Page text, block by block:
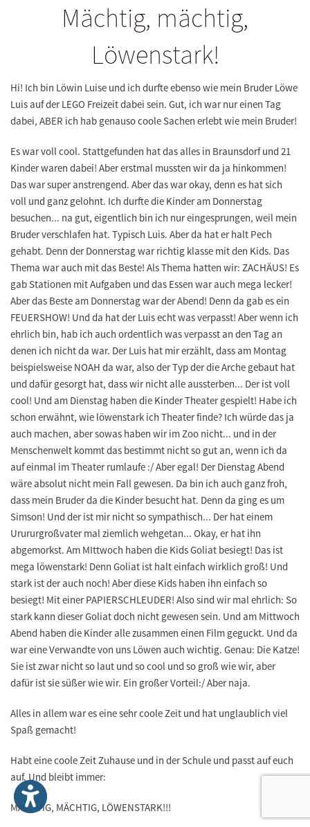
Mächtig, mächtig,
Löwenstark!
Hi! Ich bin Löwin Luise und ich durfte ebenso wie mein Bruder Löwe
Luis auf der LEGO Freizeit dabei sein. Gut, ich war nur einen Tag
dabei, ABER ich hab genauso coole Sachen erlebt wie mein Bruder!
Es war voll cool. Stattgefunden hat das alles in Braunsdorf und 21
Kinder waren dabei! Aber erstmal mussten wir da ja hinkommen!
Das war super anstrengend. Aber das war okay, denn es hat sich
voll und ganz gelohnt. Ich durfte die Kinder am Donnerstag
besuchen... na gut, eigentlich bin ich nur eingesprungen, weil mein
Bruder verschlafen hat. Typisch Luis. Aber da hat er halt Pech
gehabt. Denn der Donnerstag war richtig klasse mit den Kids. Das
Thema war auch mit das Beste! Als Thema hatten wir: ZACHÄUS! Es
gab Stationen mit Aufgaben und das Essen war auch mega lecker!
Aber das Beste am Donnerstag war der Abend! Denn da gab es ein
FEUERSHOW! Und da hat der Luis echt was verpasst! Aber wenn ich
ehrlich bin, hab ich auch ordentlich was verpasst an den Tag an
denen ich nicht da war. Der Luis hat mir erzählt, dass am Montag
beispielsweise NOAH da war, also der Typ der die Arche gebaut hat
und dafür gesorgt hat, dass wir nicht alle aussterben... Der ist voll
cool! Und am Dienstag haben die Kinder Theater gespielt! Habe ich
schon erwähnt, wie löwenstark ich Theater finde? Ich würde das ja
auch machen, aber sowas haben wir im Zoo nicht... und in der
Menschenwelt kommt das bestimmt nicht so gut an, wenn ich da
auf einmal im Theater rumlaufe :/ Aber egal! Der Dienstag Abend
wäre absolut nicht mein Fall gewesen. Da bin ich auch ganz froh,
dass mein Bruder da die Kinder besucht hat. Denn da ging es um
Simson! Und der ist mir nicht so sympathisch... Der hat einem
Urururgroßvater mal ziemlich wehgetan... Okay, er hat ihn
abgemorkst. Am MIttwoch haben die Kids Goliat besiegt! Das ist
mega löwenstark! Denn Goliat ist halt einfach wirklich groß! Und
stark ist der auch noch! Aber diese Kids haben ihn einfach so
besiegt! Mit einer PAPIERSCHLEUDER! Also sind wir mal ehrlich: So
stark kann dieser Goliat doch nicht gewesen sein. Und am Mittwoch
Abend haben die Kinder alle zusammen einen Film geguckt. Und da
war eine Verwandte von uns Löwen auch wichtig. Genau: Die Katze!
Sie ist zwar nicht so laut und so cool und so groß wie wir, aber
dafür ist sie süßer wie wir. Ein großer Vorteil:/ Aber naja.
Alles in allem war es eine sehr coole Zeit und hat unglaublich viel
Spaß gemacht!
Habt eine coole Zeit Zuhause und in der Schule und passt auf euch
auf. Und bleibt immer:
MÄCHTIG, MÄCHTIG, LÖWENSTARK!!!